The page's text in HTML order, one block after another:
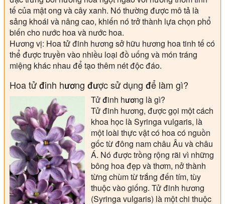
tế của mật ong và cây xanh. Nó thường được mô tả là
sảng khoái và nâng cao, khiến nó trở thành lựa chọn phổ
biến cho nước hoa và nước hoa.
Hương vị: Hoa tử đinh hương sở hữu hương hoa tinh tế có
thể được truyền vào nhiều loại đồ uống và món tráng
miệng khác nhau để tạo thêm nét độc đáo.
Hoa tử đinh hương được sử dụng để làm gì?
Tử đinh hương là gì?
Tử đinh hương, được gọi một cách
khoa học là Syringa vulgaris, là
một loài thực vật có hoa có nguồn
gốc từ đông nam châu Âu và châu
Á. Nó được trồng rộng rãi vì những
bông hoa đẹp và thơm, nở thành
từng chùm từ trắng đến tím, tùy
thuộc vào giống. Tử đinh hương
(Syringa vulgaris) là một chi thuộc